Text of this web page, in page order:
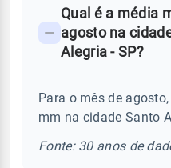
Perguntas
frequentes
chuva
temperatura
Qual é a média
agosto na
Alegria - SP?
Para o mês de
mm na cidade Santo
Fonte: 30 anos de